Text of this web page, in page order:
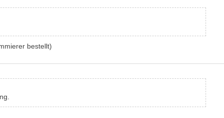
bestellt)